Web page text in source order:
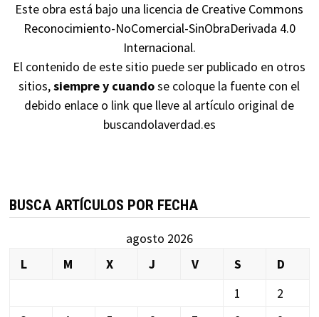
Este obra está bajo una licencia de Creative Commons
Reconocimiento-NoComercial-SinObraDerivada 4.0
Internacional.
El contenido de este sitio puede ser publicado en otros
sitios,siempre y cuandose coloque la fuente con el
debido enlace o link que lleve al artículo original de
buscandolaverdad.es
BUSCA ARTÍCULOS POR FECHA
agosto 2026
L
M X J V S
D
1
2